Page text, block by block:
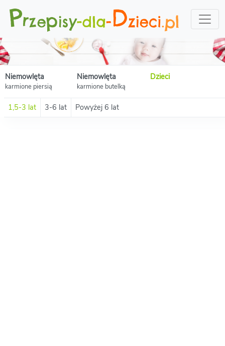
Niemowlęta
karmione piersią
Niemowlęta
karmione butelką
Dzieci
1,5-3 lat 3-6 lat Powyżej 6 lat